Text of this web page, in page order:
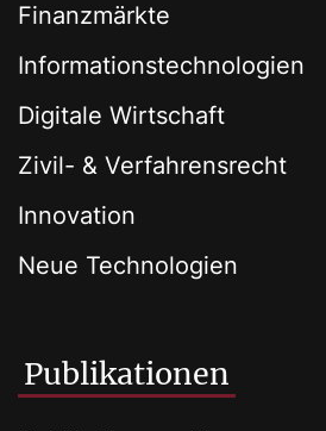
Finanzmärkte
Informationstechnologien
Digitale Wirtschaft
Zivil- & Verfahrensrecht
Innovation
Neue Technologien
Publikationen